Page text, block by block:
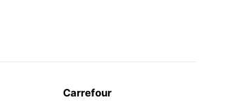
Carrefour